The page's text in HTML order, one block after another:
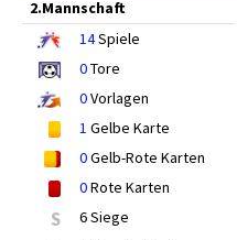
2.Mannschaft
14Spiele
0Tore
0Vorlagen
1 Gelbe Karte
0Gelb-Rote Karten
0Rote Karten
S 6 Siege